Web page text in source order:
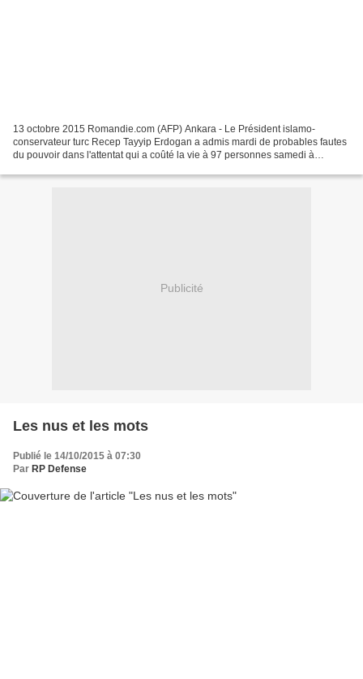
13 octobre 2015 Romandie.com (AFP) Ankara - Le Président islamo-
conservateur turc Recep Tayyip Erdogan a admis mardi de probables fautes
du pouvoir dans l'attentat qui a coûté la vie à 97 personnes samedi à
Publicité
Les nus et les mots
Publié le 14/10/2015 à 07:30
Par RP Defense